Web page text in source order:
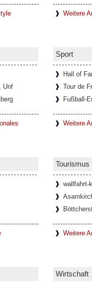
in Rom läuft eineWeitere
Unf
Sport
Hall of
Tour de
Fußball-
Weitere
Tourismus
wallfahrt-
Weitere
Wirtschaft